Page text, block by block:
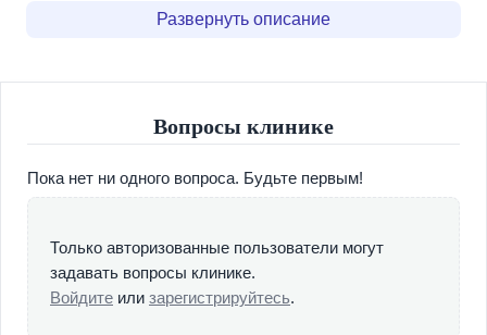
себя и окружающего мира.
истинного положения, готовности получить помощь,
таким же страдающим от наркомании, людям.Для многих
единственный шанс не просто избавиться от
проблеме, свести к минимуму все шансы появления
рецидивов заболевания.
Для максимально эффективной реабилитации в нашем
Развернуть описание
Вопросы клинике
Пока нет ни одного вопроса. Будьте первым!
Только авторизованные пользователи могут
задавать вопросы клинике.
Войдите или зарегистрируйтесь.